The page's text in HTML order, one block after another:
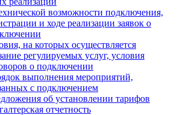
возможности подключения,
и ходе реализации заявок о
на которых осуществляется
регулируемых услуг, условия
о подключении
выполнения мероприятий,
с подключением
об установлении тарифов
отчетность